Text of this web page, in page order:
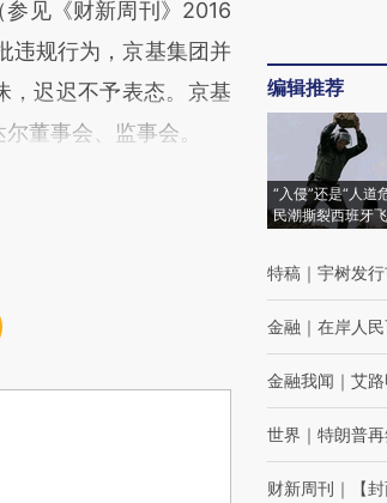
见《财新周刊》2016
违规行为，京基集团并
，迟迟不予表态。京基
董事会、监事会。
编辑推荐
“入侵”还是“人道
民潮撕裂西班牙
特稿 ｜ 宇树发
金融 ｜ 在岸人
金融我闻 ｜ 艾
世界 ｜ 特朗普
财新周刊 ｜ 【